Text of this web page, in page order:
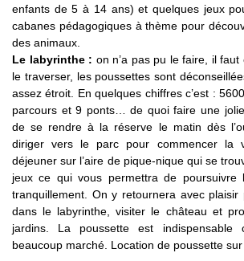
enfants de 5 à 14 ans) et quelques jeux
cabanes pédagogiques à thème pour
des animaux.
Le labyrinthe : on n’a pas pu le faire, il
le traverser, les poussettes sont
assez étroit. En quelques chiffres c’est :
parcours et 9 ponts… de quoi faire une
de se rendre à la réserve le matin dès
diriger vers le parc pour commencer la
déjeuner sur l’aire de pique-nique qui se
jeux ce qui vous permettra de poursuivre
tranquillement. On y retournera avec
dans le labyrinthe, visiter le château et
jardins. La poussette est
beaucoup marché. Location de poussette